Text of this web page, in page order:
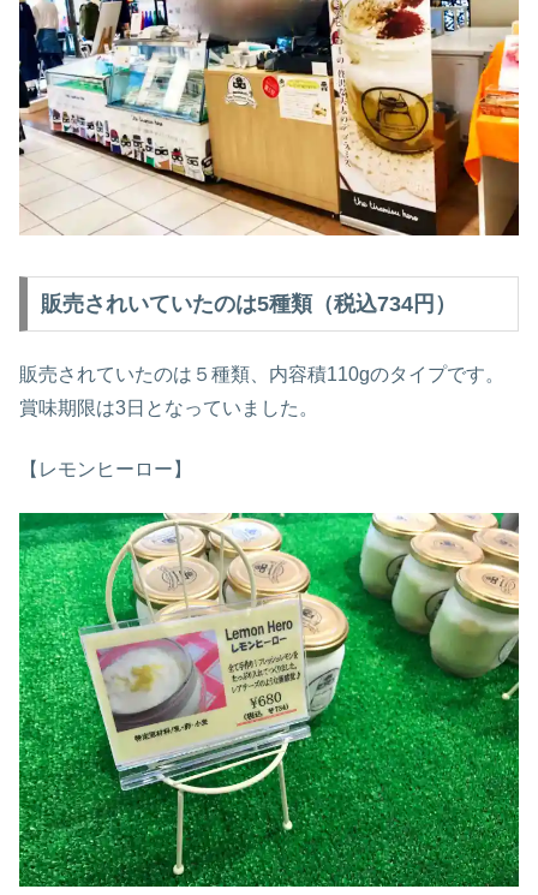
販売されいていたのは5種類（税込734円）
販売されていたのは５種類、内容積110gのタイプです。
賞味期限は3日となっていました。
【レモンヒーロー】